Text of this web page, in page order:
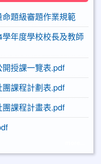
題級審題作業規範
年度學校校長及教師
授課一覽表.pdf
課程計劃表.pdf
課程計畫表.pdf